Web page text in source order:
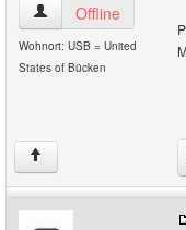
coolplace Benutzer-
Offline
Wohnort: USB = United
States of Bücken
↑